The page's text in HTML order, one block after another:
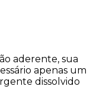
aderente, sua
apenas um
dissolvido